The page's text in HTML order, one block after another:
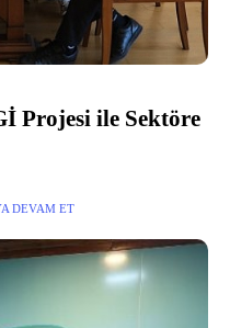
Projesi ile Sektöre
DEVAM ET